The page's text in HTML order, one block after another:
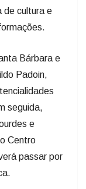
de cultura e
Bárbara e
Padoin,
seguida,
e
Centro
passar por